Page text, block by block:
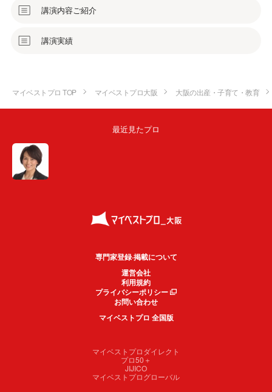
講演内容ご紹介
講演実績
マイベストプロ TOP マイベストプロ大阪 大阪の出産・子育て・教育
最近見たプロ
専門家登録·掲載について
運営会社
利用規約
プライバシーポリシー
お問い合わせ
マイベストプロ 全国版
マイベストプロダイレクト
プロ50＋
JIJICO
マイベストプログローバル